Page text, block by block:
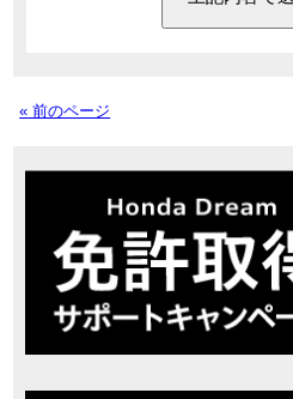
« 前のページ